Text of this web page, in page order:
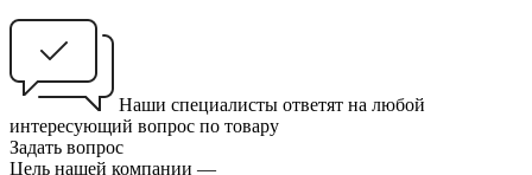
Наши специалисты ответят на любой
интересующий вопрос по товару
Задать вопрос
Цель нашей компании —